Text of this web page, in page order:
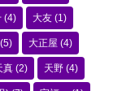
(4) 大友 (1)
(5) 大正屋 (4)
真 (2) 天野 (4)